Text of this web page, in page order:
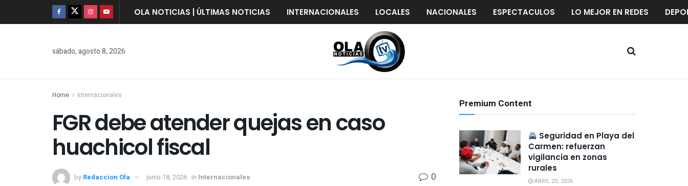
OLA NOTICIAS | ÚLTIMAS NOTICIAS INTERNACIONALES LOCALES NACIONALES ESPECTACULOS LO MEJOR EN REDES
sábado, agosto 8, 2026
Home Internacionales
FGR debe atender quejas en caso
huachicol fiscal
by Redaccion Ola junio 18, 2026 in Internacionales 0
Premium Content
Seguridad en Playa del
Carmen: refuerzan
vigilancia en zonas
rurales
ABRIL 25, 2026